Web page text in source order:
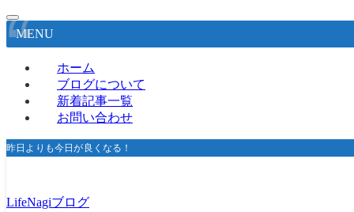
MENU
ホーム
ブログについて
新着記事一覧
お問い合わせ
昨日よりも今日が良くなる！
LifeNagiブログ